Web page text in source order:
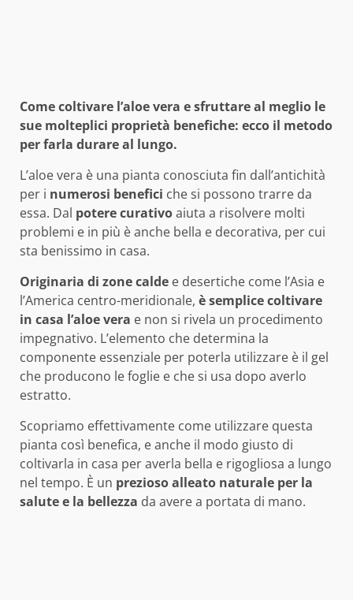
Come coltivare l’aloe vera e sfruttare al meglio le
sue molteplici proprietà benefiche: ecco il metodo
per farla durare al lungo.
L’aloe vera è una pianta conosciuta fin dall’antichità
per i numerosi benefici che si possono trarre da
essa. Dal potere curativoaiuta a risolvere molti
problemi e in più è anche bella e decorativa, per cui
sta benissimo in casa.
Originaria di zone calde e desertiche come l’Asia e
l’America centro-meridionale, è semplice coltivare
in casa l’aloe vera e non si rivela un procedimento
impegnativo. L’elemento che determina la
componente essenziale per poterla utilizzare è il gel
che producono le foglie e che si usa dopo averlo
estratto.
Scopriamo effettivamente come utilizzare questa
pianta così benefica, e anche il modo giusto di
coltivarla in casa per averla bella e rigogliosa a lungo
nel tempo. È un prezioso alleato naturale per la
salute e la bellezza da avere a portata di mano.